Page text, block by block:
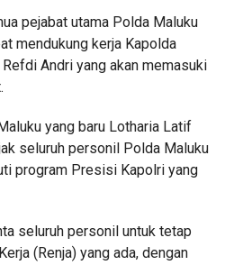
pejabat utama Polda Maluku
mendukung kerja Kapolda
Refdi Andri yang akan memasuki
yang baru Lotharia Latif
seluruh personil Polda Maluku
program Presisi Kapolri yang
seluruh personil untuk tetap
(Renja) yang ada, dengan